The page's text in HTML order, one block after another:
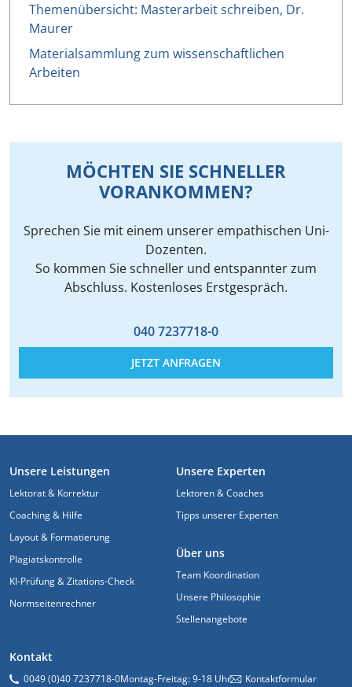
Themenübersicht: Masterarbeit schreiben, Dr.
Maurer
Materialsammlung zum wissenschaftlichen
Arbeiten
MÖCHTEN SIE SCHNELLER
VORANKOMMEN?
Sprechen Sie mit einem unserer empathischen Uni-
Dozenten.
So kommen Sie schneller und entspannter zum
Abschluss. Kostenloses Erstgespräch.
040 7237718-0
JETZT ANFRAGEN
FUSSZEILE
Unsere Leistungen
Lektorat & Korrektur
Coaching & Hilfe
Layout & Formatierung
Plagiatskontrolle
KI-Prüfung & Zitations-Check
Normseitenrechner
Kontakt
0049 (0)40 7237718-0Montag-Freitag: 9-18 Uhr Kontaktformular
Unsere Experten
Lektoren & Coaches
Tipps unserer Experten
Über uns
Team Koordination
Unsere Philosophie
Stellenangebote